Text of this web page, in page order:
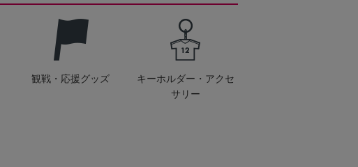
観戦・応援グッズ
キーホルダー・アクセ
サリー